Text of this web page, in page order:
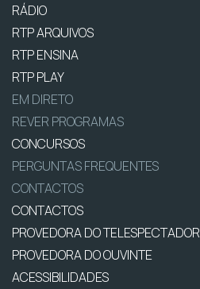
RÁDIO
RTP ARQUIVOS
RTP ENSINA
RTP PLAY
EM DIRETO
REVER PROGRAMAS
CONCURSOS
PERGUNTAS FREQUENTES
CONTACTOS
CONTACTOS
PROVEDORA DO TELESPECTADOR
PROVEDORA DO OUVINTE
ACESSIBILIDADES